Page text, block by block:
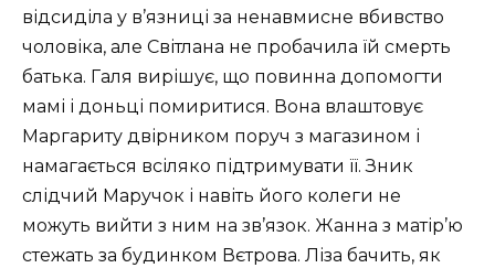
відсиділа у в’язниці за ненавмисне вбивство
чоловіка, але Світлана не пробачила їй смерть
батька. Галя вирішує, що повинна допомогти
мамі і доньці помиритися. Вона влаштовує
Маргариту двірником поруч з магазином і
намагається всіляко підтримувати її. Зник
слідчий Маручок і навіть його колеги не
можуть вийти з ним на зв’язок. Жанна з матір’ю
стежать за будинком Вєтрова. Ліза бачить, як